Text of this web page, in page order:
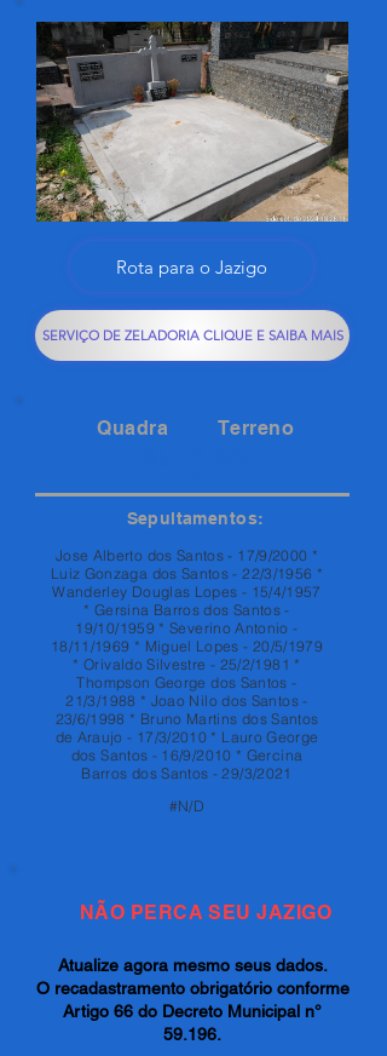
Rota para o Jazigo
SERVIÇO DE ZELADORIA CLIQUE E SAIBA MAIS
Quadra Terreno
Sepultamentos:
Jose Alberto dos Santos - 17/9/2000 *
Luiz Gonzaga dos Santos - 22/3/1956 *
Wanderley Douglas Lopes - 15/4/1957
* Gersina Barros dos Santos -
19/10/1959 * Severino Antonio -
18/11/1969 * Miguel Lopes - 20/5/1979
* Orivaldo Silvestre - 25/2/1981 *
Thompson George dos Santos -
21/3/1988 * Joao Nilo dos Santos -
23/6/1998 * Bruno Martins dos Santos
de Araujo - 17/3/2010 * Lauro George
dos Santos - 16/9/2010 * Gercina
Barros dos Santos - 29/3/2021
#N/D
NÃO PERCA SEU JAZIGO
Atualize agora mesmo seus dados.
O recadastramento obrigatório conforme
Artigo 66 do Decreto Municipal n°
59.196.